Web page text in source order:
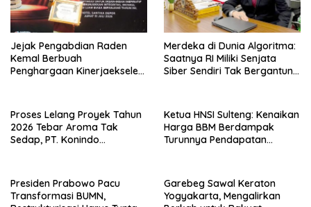
Jejak Pengabdian Raden
Kemal Berbuah
Penghargaan Kinerjaekselen
Merdeka di Dunia Algoritma:
Saatnya RI Miliki Senjata
Siber Sendiri Tak Bergantung
Proses Lelang Proyek Tahun
2026 Tebar Aroma Tak
Sedap, PT. Konindo
Ketua HNSI Sulteng: Kenaikan
Harga BBM Berdampak
Turunnya Pendapatan
Presiden Prabowo Pacu
Transformasi BUMN,
Garebeg Sawal Keraton
Yogyakarta, Mengalirkan